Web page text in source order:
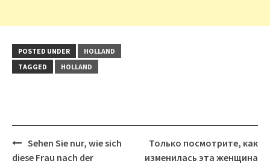
POSTED UNDER
HOLLAND
TAGGED
HOLLAND
Post
navigation
Sehen Sie nur, wie sich
diese Frau nach der
Только посмотрите, как
изменилась эта женщина